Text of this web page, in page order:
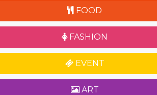
FOOD
FASHION
EVENT
ART